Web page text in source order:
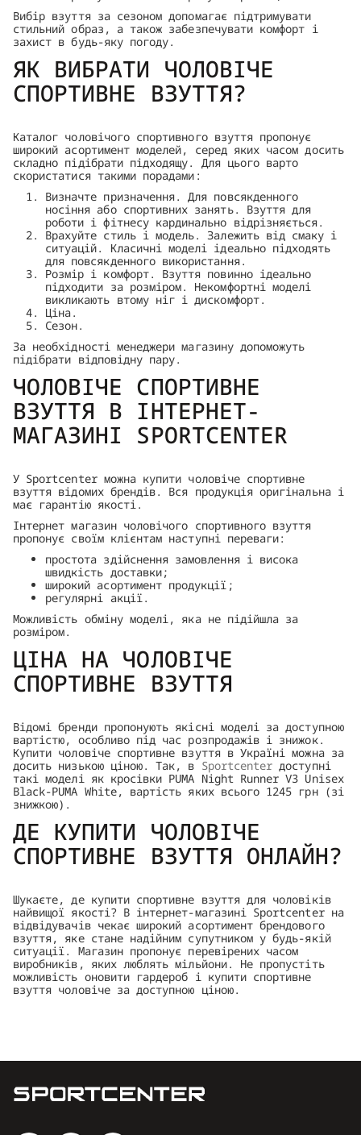
Вибір взуття за сезоном допомагає підтримувати
стильний образ, а також забезпечувати комфорт і
захист в будь-яку погоду.
ЯК ВИБРАТИ ЧОЛОВІЧЕ
СПОРТИВНЕ ВЗУТТЯ?
Каталог чоловічого спортивного взуття пропонує
широкий асортимент моделей, серед яких часом досить
складно підібрати підходящу. Для цього варто
скористатися такими порадами:
Визначте призначення. Для повсякденного
носіння або спортивних занять. Взуття для
роботи і фітнесу кардинально відрізняється.
Врахуйте стиль і модель. Залежить від смаку і
ситуацій. Класичні моделі ідеально підходять
для повсякденного використання.
Розмір і комфорт. Взуття повинно ідеально
підходити за розміром. Некомфортні моделі
викликають втому ніг і дискомфорт.
Ціна.
Сезон.
За необхідності менеджери магазину допоможуть
підібрати відповідну пару.
ЧОЛОВІЧЕ СПОРТИВНЕ
ВЗУТТЯ В ІНТЕРНЕТ-
МАГАЗИНІ SPORTСENTER
У Sportсenter можна купити чоловіче спортивне
взуття відомих брендів. Вся продукція оригінальна і
має гарантію якості.
Інтернет магазин чоловічого спортивного взуття
пропонує своїм клієнтам наступні переваги:
простота здійснення замовлення і висока
швидкість доставки;
широкий асортимент продукції;
регулярні акції.
Можливість обміну моделі, яка не підійшла за
розміром.
ЦІНА НА ЧОЛОВІЧЕ
СПОРТИВНЕ ВЗУТТЯ
Відомі бренди пропонують якісні моделі за доступною
вартістю, особливо під час розпродажів і знижок.
Купити чоловіче спортивне взуття в Україні можна за
досить низькою ціною. Так, в Sportсenter доступні
такі моделі як кросівки PUMA Night Runner V3 Unisex
Black-PUMA White, вартість яких всього 1245 грн (зі
знижкою).
ДЕ КУПИТИ ЧОЛОВІЧЕ
СПОРТИВНЕ ВЗУТТЯ ОНЛАЙН?
Шукаєте, де купити спортивне взуття для чоловіків
найвищої якості? В інтернет-магазині Sportсenter на
відвідувачів чекає широкий асортимент брендового
взуття, яке стане надійним супутником у будь-якій
ситуації. Магазин пропонує перевірених часом
виробників, яких люблять мільйони. Не пропустіть
можливість оновити гардероб і купити спортивне
взуття чоловіче за доступною ціною.